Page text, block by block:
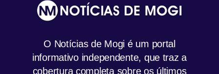
O Notícias de Mogi é um portal
informativo independente, que traz a
cobertura completa sobre os últimos